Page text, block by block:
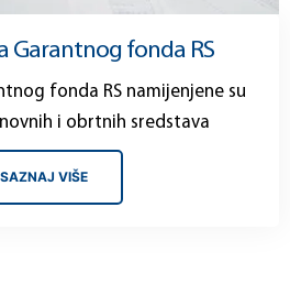
Garantnog fonda RS
fonda RS namijenjene su
i obrtnih sredstava
SAZNAJ VIŠE